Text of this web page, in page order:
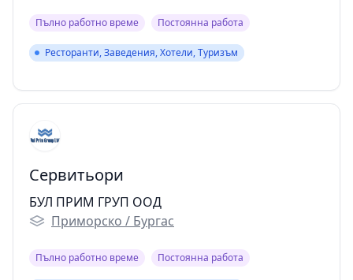
Пълно работно време Постоянна работа
Ресторанти, Заведения, Хотели, Туризъм
Ресторанти, Заведения, Хотели, Туризъм
Сервитьори
БУЛ ПРИМ ГРУП ООД
Приморско / Бургас
Пълно работно време Постоянна работа